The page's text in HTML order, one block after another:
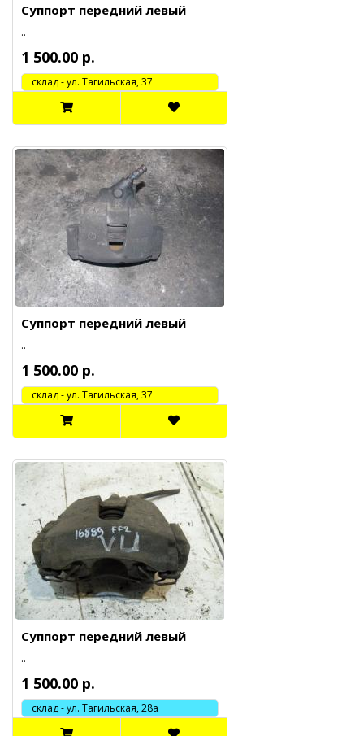
Суппорт передний левый
..
1 500.00 р.
cклад - ул. Тагильская, 37
Суппорт передний левый
..
1 500.00 р.
cклад - ул. Тагильская, 37
Суппорт передний левый
..
1 500.00 р.
склад - ул. Тагильская, 28а